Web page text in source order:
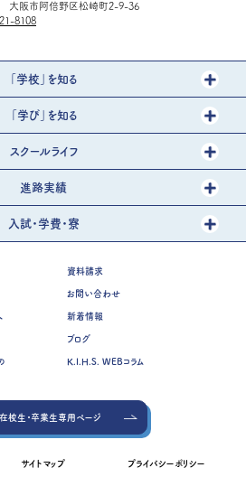
大阪市阿倍野区松崎町2-9-36
8108
「学校」を知る
「学び」を知る
スクールライフ
進路実績
入試・学費・寮
資料請求
お問い合わせ
新着情報
ブログ
K.I.H.S. WEBコラム
校生・卒業生専用ページ
サイトマップ プライバシーポリシー